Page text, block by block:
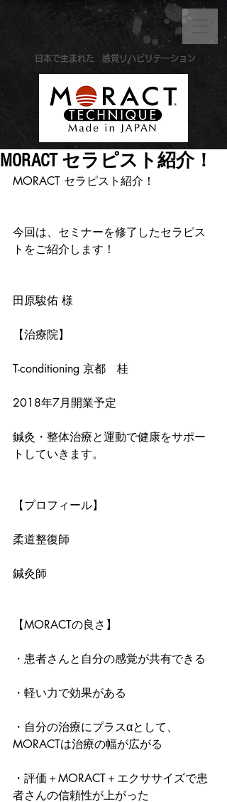
感覚リハビリテーション
​日本で生まれた
MORACT セラピスト紹介！
MORACT セラピスト紹介！
今回は、セミナーを修了したセラピス
トをご紹介します！
田原駿佑 様
【治療院】
T-conditioning 京都　桂
2018年7月開業予定
鍼灸・整体治療と運動で健康をサポー
トしていきます。
【プロフィール】
柔道整復師
鍼灸師
【MORACTの良さ】
・患者さんと自分の感覚が共有できる
・軽い力で効果がある
・自分の治療にプラスαとして、
MORACTは治療の幅が広がる
・評価＋MORACT＋エクササイズで患
者さんの信頼性が上がった